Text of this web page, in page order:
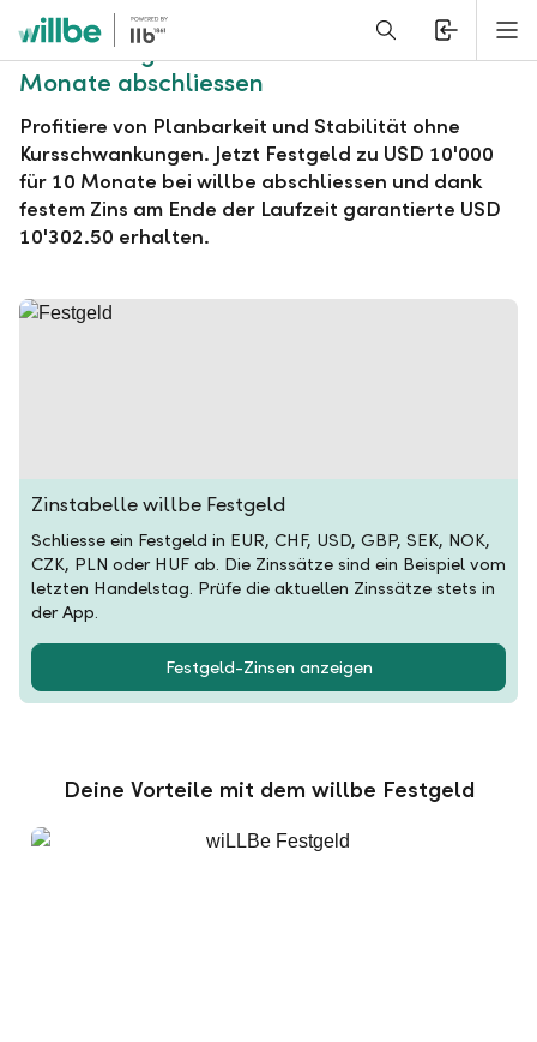
Alerts.Headline
willbe Festgeld zu USD 10'000 für 10
Monate abschliessen
Profitiere von Planbarkeit und Stabilität ohne
Kursschwankungen. Jetzt Festgeld zu USD 10'000
für 10 Monate bei willbe abschliessen und dank
festem Zins am Ende der Laufzeit garantierte USD
10'302.50 erhalten.
Zinstabelle willbe Festgeld
Schliesse ein Festgeld in EUR, CHF, USD, GBP, SEK, NOK,
CZK, PLN oder HUF ab. Die Zinssätze sind ein Beispiel vom
letzten Handelstag. Prüfe die aktuellen Zinssätze stets in
der App.
Festgeld-Zinsen anzeigen
Deine Vorteile mit dem willbe Festgeld